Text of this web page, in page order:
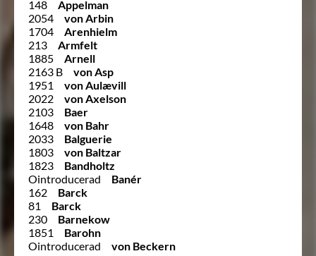
148
Appelman
2054
von Arbin
1704
Arenhielm
213
Armfelt
1885
Arnell
2163 B
von Asp
1951
von Aulævill
2022
von Axelson
2103
Baer
1648
von Bahr
2033
Balguerie
1803
von Baltzar
1823
Bandholtz
Ointroducerad
Banér
162
Barck
81
Barck
230
Barnekow
1851
Barohn
Ointroducerad
von Beckern